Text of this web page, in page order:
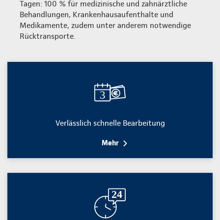
Tagen: 100 % für medizinische und zahnärztliche
Behandlungen, Krankenhausaufenthalte und
Medikamente, zudem unter anderem notwendige
Rücktransporte.
Verlässlich schnelle Bearbeitung
Mehr